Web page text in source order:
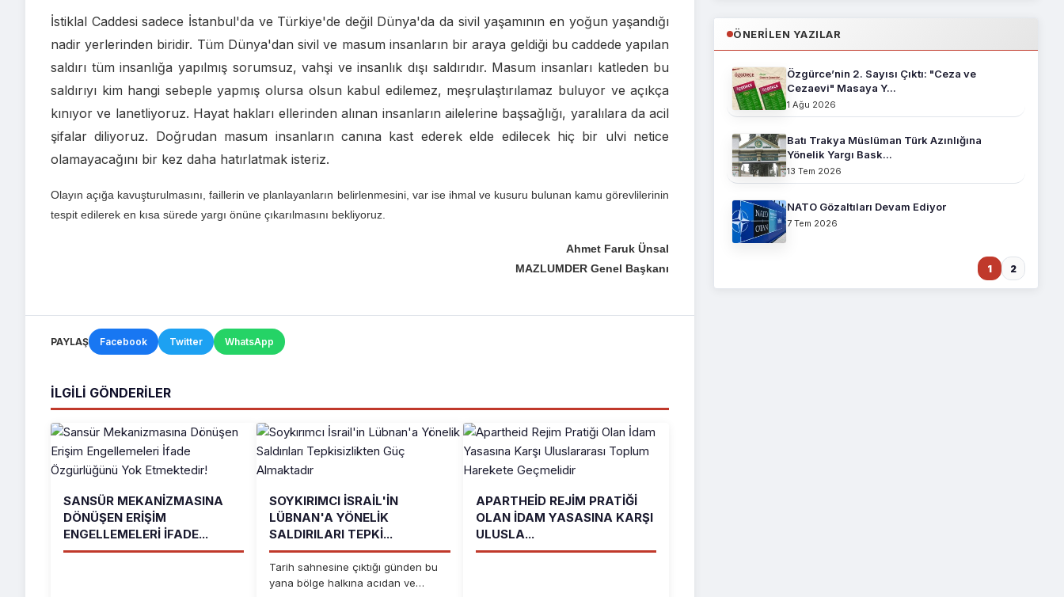
İstiklal Caddesi sadece İstanbul'da ve Türkiye'de değil Dünya'da da sivil yaşamının en yoğun yaşandığı
nadir yerlerinden biridir. Tüm Dünya'dan sivil ve masum insanların bir araya geldiği bu caddede yapılan
saldırı tüm insanlığa yapılmış sorumsuz, vahşi ve insanlık dışı saldırıdır. Masum insanları katleden bu
saldırıyı kim hangi sebeple yapmış olursa olsun kabul edilemez, meşrulaştırılamaz buluyor ve açıkça
kınıyor ve lanetliyoruz. Hayat hakları ellerinden alınan insanların ailelerine başsağlığı, yaralılara da acil
şifalar diliyoruz. Doğrudan masum insanların canına kast ederek elde edilecek hiç bir ulvi netice
olamayacağını bir kez daha hatırlatmak isteriz.
Olayın açığa kavuşturulmasını, faillerin ve planlayanların belirlenmesini, var ise ihmal ve kusuru bulunan kamu görevlilerinin
tespit edilerek en kısa sürede yargı önüne çıkarılmasını bekliyoruz.
Ahmet Faruk Ünsal
MAZLUMDER Genel Başkanı
PAYLAŞ Facebook Twitter WhatsApp
İLGILI GÖNDERILER
SANSÜR MEKANIZMASINA
DÖNÜŞEN ERIŞIM
ENGELLEMELERI İFADE...
SOYKIRIMCI İSRAIL'IN
LÜBNAN'A YÖNELIK
SALDIRILARI TEPKI...
Tarih sahnesine çıktığı günden bu
yana bölge halkına acıdan ve
APARTHEID REJIM PRATIĞI
OLAN İDAM YASASINA KARŞI
ULUSLA...
ÖNERILEN YAZILAR
Özgürce’nin 2. Sayısı Çıktı: "Ceza ve
Cezaevi" Masaya Y...
1 Ağu 2026
Batı Trakya Müslüman Türk Azınlığına
Yönelik Yargı Bask...
13 Tem 2026
NATO Gözaltıları Devam Ediyor
7 Tem 2026
1 2